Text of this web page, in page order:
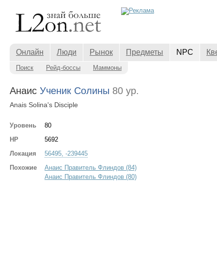
Онлайн Люди Рынок Предметы NPC
Поиск Рейд-боссы Маммоны
Анаис Ученик Солины 80 ур.
Anais Solina's Disciple
Уровень
80
HP
5692
Локация
56495, -239445
Похожие
Анаис Правитель Флиндов (84)
Анаис Правитель Флиндов (80)